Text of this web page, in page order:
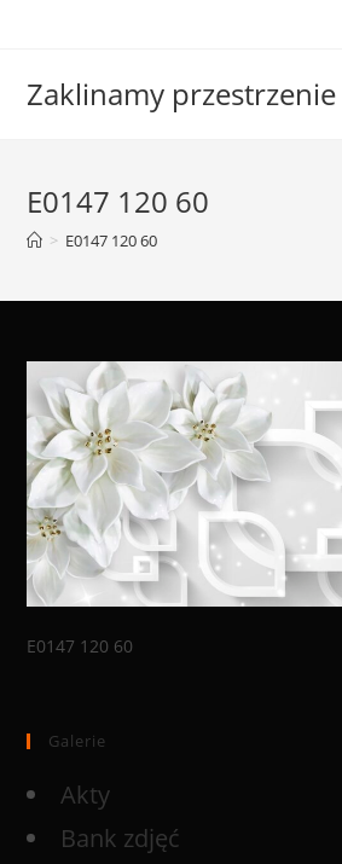
Zaklinamy przestrzenie
E0147 120 60
> E0147 120 60
E0147 120 60
Galerie
Akty
Bank zdjęć